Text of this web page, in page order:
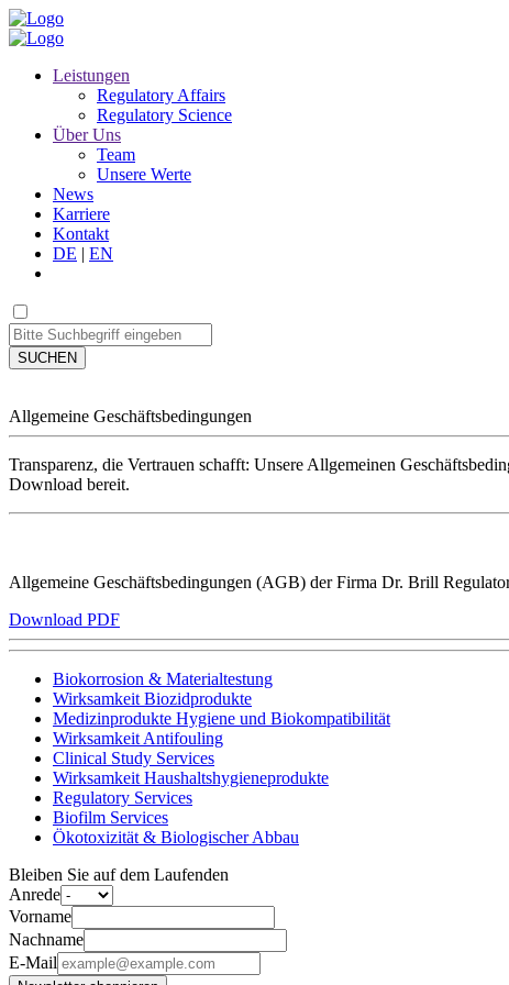
Leistungen
Regulatory Affairs
Regulatory Science
Über Uns
Team
Unsere Werte
News
Karriere
Kontakt
DE | EN
SUCHEN
Allgemeine Geschäftsbedingungen
Transparenz, die Vertrauen schafft: Unsere Allgemeinen
Download bereit.
Allgemeine Geschäftsbedingungen (AGB) der Firma Dr. Brill
Download PDF
Biokorrosion & Materialtestung
Wirksamkeit Biozidprodukte
Medizinprodukte Hygiene und Biokompatibilität
Wirksamkeit Antifouling
Clinical Study Services
Wirksamkeit Haushaltshygieneprodukte
Regulatory Services
Biofilm Services
Ökotoxizität & Biologischer Abbau
Bleiben Sie auf dem Laufenden
Anrede
Vorname
Nachname
E-Mail